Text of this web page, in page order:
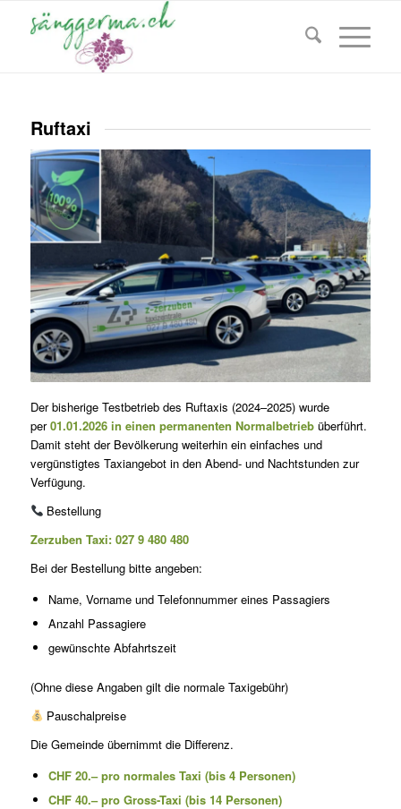
Ruftaxi
Der bisherige Testbetrieb des Ruftaxis (2024–2025) wurde
per01.01.2026 in einen permanenten Normalbetriebüberführt.
Damit steht der Bevölkerung weiterhin ein einfaches und
vergünstigtes Taxiangebot in den Abend- und Nachtstunden zur
Verfügung.
Bestellung
Zerzuben Taxi: 027 9 480 480
Bei der Bestellung bitte angeben:
Name, Vorname und Telefonnummer eines Passagiers
Anzahl Passagiere
gewünschte Abfahrtszeit
(Ohne diese Angaben gilt die normale Taxigebühr)
Pauschalpreise
Die Gemeinde übernimmt die Differenz.
CHF 20.– pro normales Taxi (bis 4 Personen)
CHF 40.– pro Gross-Taxi (bis 14 Personen)